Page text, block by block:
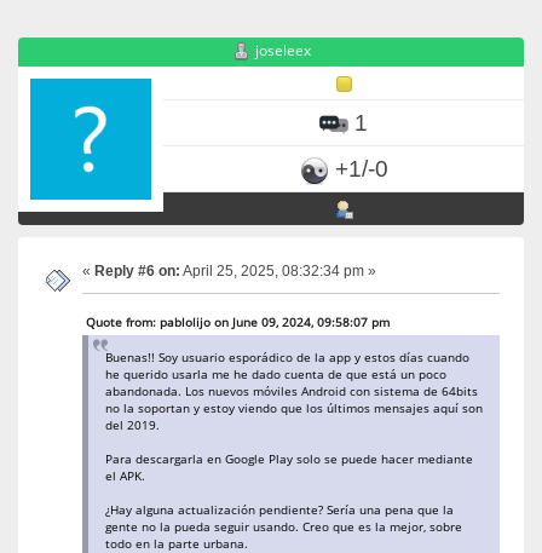
joseleex
1
+1/-0
« Reply #6 on: April 25, 2025, 08:32:34 pm »
Quote from: pablolijo on June 09, 2024, 09:58:07 pm
Buenas!! Soy usuario esporádico de la app y estos días cuando
he querido usarla me he dado cuenta de que está un poco
abandonada. Los nuevos móviles Android con sistema de 64bits
no la soportan y estoy viendo que los últimos mensajes aquí son
del 2019.
Para descargarla en Google Play solo se puede hacer mediante
el APK.
¿Hay alguna actualización pendiente? Sería una pena que la
gente no la pueda seguir usando. Creo que es la mejor, sobre
todo en la parte urbana.